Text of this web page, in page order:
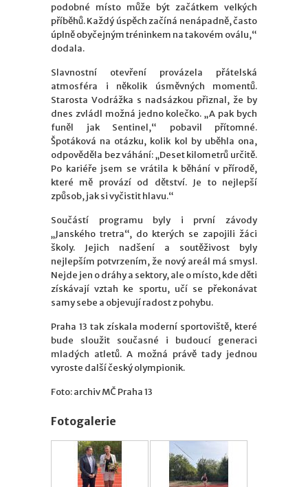
podobné místo může být začátkem velkých
příběhů. Každý úspěch začíná nenápadně, často
úplně obyčejným tréninkem na takovém oválu,“
dodala.
Slavnostní otevření provázela přátelská
atmosféra i několik úsměvných momentů.
Starosta Vodrážka s nadsázkou přiznal, že by
dnes zvládl možná jedno kolečko. „A pak bych
funěl jak Sentinel,“ pobavil přítomné.
Špotáková na otázku, kolik kol by uběhla ona,
odpověděla bez váhání: „Deset kilometrů určitě.
Po kariéře jsem se vrátila k běhání v přírodě,
které mě provází od dětství. Je to nejlepší
způsob, jak si vyčistit hlavu.“
Součástí programu byly i první závody
„Janského tretra“, do kterých se zapojili žáci
školy. Jejich nadšení a soutěživost byly
nejlepším potvrzením, že nový areál má smysl.
Nejde jen o dráhy a sektory, ale o místo, kde děti
získávají vztah ke sportu, učí se překonávat
samy sebe a objevují radost z pohybu.
Praha 13 tak získala moderní sportoviště, které
bude sloužit současné i budoucí generaci
mladých atletů. A možná právě tady jednou
vyroste další český olympionik.
Foto: archiv MČ Praha 13
Fotogalerie